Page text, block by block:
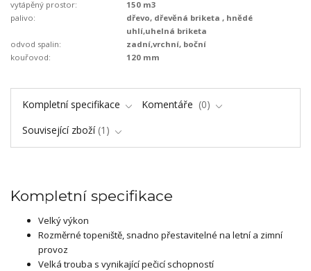
vytápěný prostor:
150 m3
palivo:
dřevo, dřevěná briketa , hnědé
uhlí,uhelná briketa
odvod spalin:
zadní,vrchní, boční
kouřovod:
120 mm
Kompletní specifikace Komentáře
0
Související zboží 1
Kompletní specifikace
Velký výkon
Rozměrné topeniště, snadno přestavitelné na letní a zimní
provoz
Velká trouba s vynikající pečicí schopností